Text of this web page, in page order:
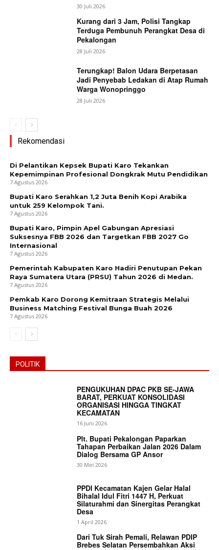
News Week
30 Juli 2026
Kurang dari 3 Jam, Polisi Tangkap
Terduga Pembunuh Perangkat Desa di
Pekalongan
28 Juli 2026
Terungkap! Balon Udara Berpetasan
Jadi Penyebab Ledakan di Atap Rumah
Warga Wonopringgo
28 Juli 2026
Rekomendasi
Di Pelantikan Kepsek Bupati Karo Tekankan
Kepemimpinan Profesional Dongkrak Mutu Pendidikan
7 Agustus 2026
Bupati Karo Serahkan 1,2 Juta Benih Kopi Arabika
untuk 259 Kelompok Tani.
7 Agustus 2026
Bupati Karo, Pimpin Apel Gabungan Apresiasi
Suksesnya FBB 2026 dan Targetkan FBB 2027 Go
Internasional
7 Agustus 2026
Pemerintah Kabupaten Karo Hadiri Penutupan Pekan
Raya Sumatera Utara (PRSU) Tahun 2026 di Medan.
7 Agustus 2026
Pemkab Karo Dorong Kemitraan Strategis Melalui
Business Matching Festival Bunga Buah 2026
7 Agustus 2026
POLITIK
PENGUKUHAN DPAC PKB SE-JAWA
BARAT, PERKUAT KONSOLIDASI
ORGANISASI HINGGA TINGKAT
KECAMATAN
16 Juni 2026
Plt. Bupati Pekalongan Paparkan
Tahapan Perbaikan Jalan 2026 Dalam
Dialog Bersama GP Ansor
30 Mei 2026
PPDI Kecamatan Kajen Gelar Halal
Bihalal Idul Fitri 1447 H, Perkuat
Silaturahmi dan Sinergitas Perangkat
Desa
1 April 2026
Dari Tuk Sirah Pemali, Relawan PDIP
Brebes Selatan Persembahkan Aksi